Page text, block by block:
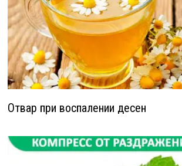
Отвар при воспалении десен